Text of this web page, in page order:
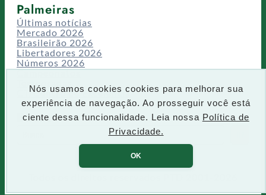
Nós usamos cookies cookies para melhorar sua
experiência de navegação. Ao prosseguir você está
ciente dessa funcionalidade. Leia nossa Política de
Privacidade.
OK
Palmeiras
Últimas notícias
Mercado 2026
Brasileirão 2026
Libertadores 2026
Números 2026
Campeonatos
Temporadas
CT/Centro de Excelência
Busca
P
q
u
s